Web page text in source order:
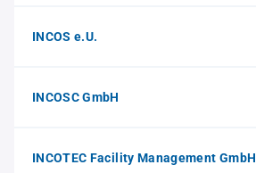
INCOS e.U.
INCOSC GmbH
INCOTEC Facility Management GmbH